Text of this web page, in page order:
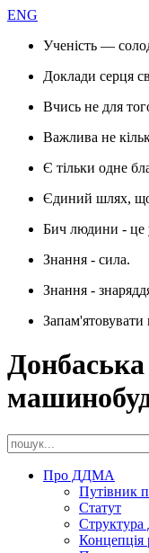
ENG
Ученість —
Доклади серця
Вчись не для
Важлива не
Є тільки одне
Єдиний шлях, що
Бич людини - це
Знання - сила.
Знання -
Про ДДМА
Путівник
Статут
Концепція